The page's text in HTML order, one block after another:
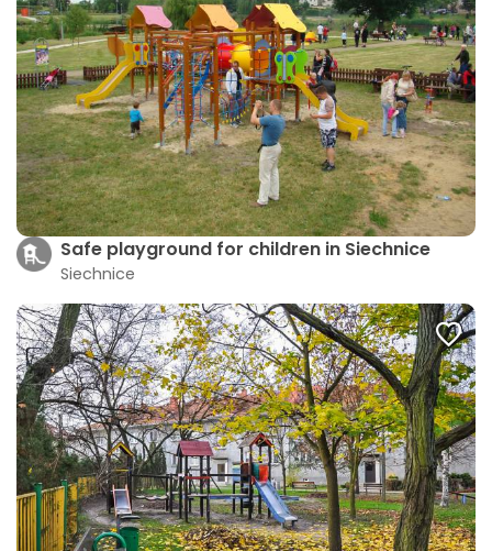
Safe playground for children in Siechnice
Siechnice